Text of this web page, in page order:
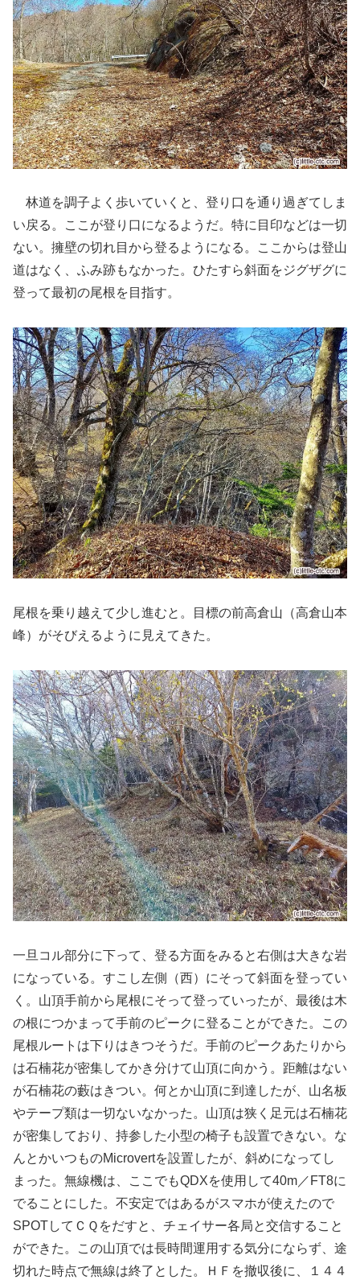
林道を調子よく歩いていくと、登り口を通り過ぎてしま
い戻る。ここが登り口になるようだ。特に目印などは一切
ない。擁壁の切れ目から登るようになる。ここからは登山
道はなく、ふみ跡もなかった。ひたすら斜面をジグザグに
登って最初の尾根を目指す。
尾根を乗り越えて少し進むと。目標の前高倉山（高倉山本
峰）がそびえるように見えてきた。
一旦コル部分に下って、登る方面をみると右側は大きな岩
になっている。すこし左側（西）にそって斜面を登ってい
く。山頂手前から尾根にそって登っていったが、最後は木
の根につかまって手前のピークに登ることができた。この
尾根ルートは下りはきつそうだ。手前のピークあたりから
は石楠花が密集してかき分けて山頂に向かう。距離はない
が石楠花の藪はきつい。何とか山頂に到達したが、山名板
やテープ類は一切ないなかった。山頂は狭く足元は石楠花
が密集しており、持参した小型の椅子も設置できない。な
んとかいつものMicrovertを設置したが、斜めになってし
まった。無線機は、ここでもQDXを使用して40m／FT8に
でることにした。不安定ではあるがスマホが使えたので
SPOTしてＣＱをだすと、チェイサー各局と交信すること
ができた。この山頂では長時間運用する気分にならず、途
切れた時点で無線は終了とした。ＨＦを撤収後に、１４４